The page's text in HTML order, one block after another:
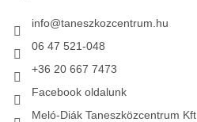
info@taneszkozcentrum.hu
06 47 521-048
+36 20 667 7473
Facebook oldalunk
Meló-Diák Taneszközcentrum Kft